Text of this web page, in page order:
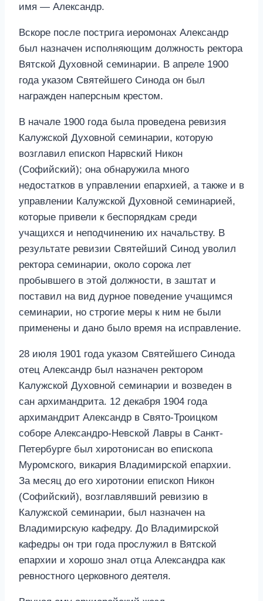
имя — Александр.
Вскоре после пострига иеромонах Александр
был назначен исполняющим должность ректора
Вятской Духовной семинарии. В апреле 1900
года указом Святейшего Синода он был
награжден наперсным крестом.
В начале 1900 года была проведена ревизия
Калужской Духовной семинарии, которую
возглавил епископ Нарвский Никон
(Софийский); она обнаружила много
недостатков в управлении епархией, а также и в
управлении Калужской Духовной семинарией,
которые привели к беспорядкам среди
учащихся и неподчинению их начальству. В
результате ревизии Святейший Синод уволил
ректора семинарии, около сорока лет
пробывшего в этой должности, в заштат и
поставил на вид дурное поведение учащимся
семинарии, но строгие меры к ним не были
применены и дано было время на исправление.
28 июля 1901 года указом Святейшего Синода
отец Александр был назначен ректором
Калужской Духовной семинарии и возведен в
сан архимандрита. 12 декабря 1904 года
архимандрит Александр в Свято-Троицком
соборе Александро-Невской Лавры в Санкт-
Петербурге был хиротонисан во епископа
Муромского, викария Владимирской епархии.
За месяц до его хиротонии епископ Никон
(Софийский), возглавлявший ревизию в
Калужской семинарии, был назначен на
Владимирскую кафедру. До Владимирской
кафедры он три года прослужил в Вятской
епархии и хорошо знал отца Александра как
ревностного церковного деятеля.